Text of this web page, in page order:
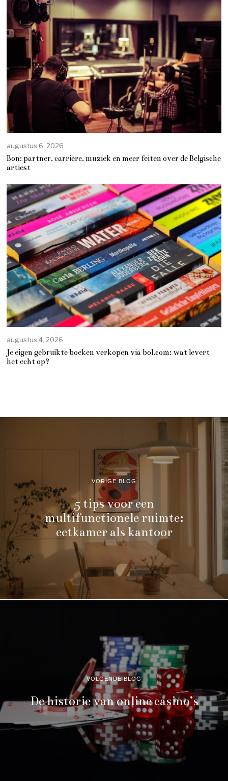
augustus 6, 2026
Bon: partner, carrière, muziek en meer feiten over de Belgische
artiest
augustus 4, 2026
Je eigen gebruikte boeken verkopen via bol.com: wat levert
het echt op?
VORIGE BLOG
5 tips voor een
multifunctionele ruimte:
eetkamer als kantoor
VOLGENDE BLOG
De historie van online casino’s